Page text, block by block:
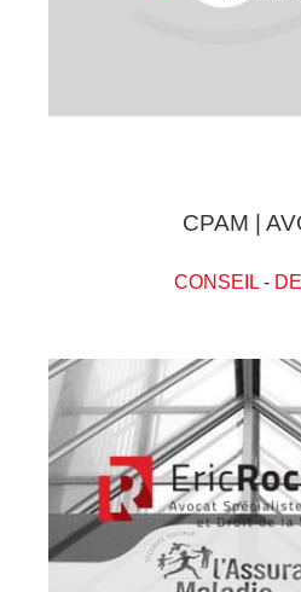
CPAM |
CONSEIL-